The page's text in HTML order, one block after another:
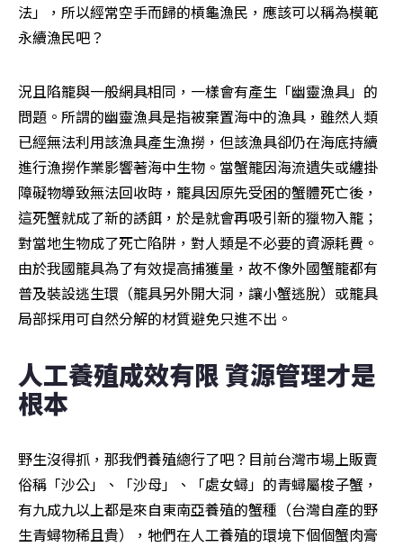
法」，所以經常空手而歸的槓龜漁民，應該可以稱為模範
永續漁民吧？
況且陷籠與一般網具相同，一樣會有產生「幽靈漁具」的
問題。所謂的幽靈漁具是指被棄置海中的漁具，雖然人類
已經無法利用該漁具產生漁撈，但該漁具卻仍在海底持續
進行漁撈作業影響著海中生物。當蟹籠因海流遺失或纏掛
障礙物導致無法回收時，籠具因原先受困的蟹體死亡後，
這死蟹就成了新的誘餌，於是就會再吸引新的獵物入籠；
對當地生物成了死亡陷阱，對人類是不必要的資源耗費。
由於我國籠具為了有效提高捕獲量，故不像外國蟹籠都有
普及裝設逃生環（籠具另外開大洞，讓小蟹逃脫）或籠具
局部採用可自然分解的材質避免只進不出。
人工養殖成效有限 資源管理才是
根本
野生沒得抓，那我們養殖總行了吧？目前台灣市場上販賣
俗稱「沙公」、「沙母」、「處女蟳」的青蟳屬梭子蟹，
有九成九以上都是來自東南亞養殖的蟹種（台灣自產的野
生青蟳物稀且貴），牠們在人工養殖的環境下個個蟹肉膏